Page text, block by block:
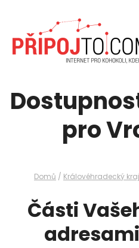
pro
Domů / Královéhradecký kraj
Části